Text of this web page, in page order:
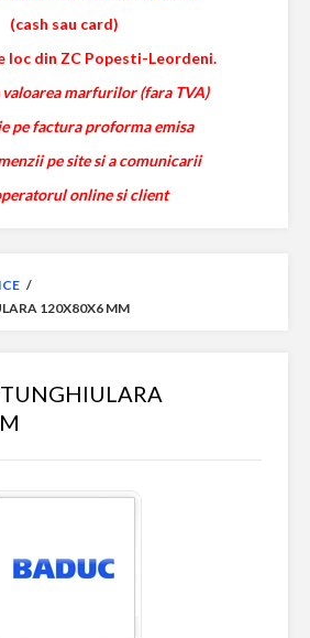
(cash sau card)
loc din ZC Popesti-Leordeni.
valoarea marfurilor (fara TVA)
pe factura proforma emisa
pe site si a comunicarii
online si client
/
120X80X6 MM